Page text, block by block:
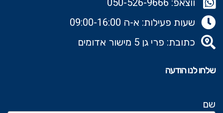
ווצאפ: 050-526-9666‬
שעות פעילות: א-ה 09:00-16:00
כתובת: פרי גן 5 מישור אדומים
שלחו לנו הודעה
שם